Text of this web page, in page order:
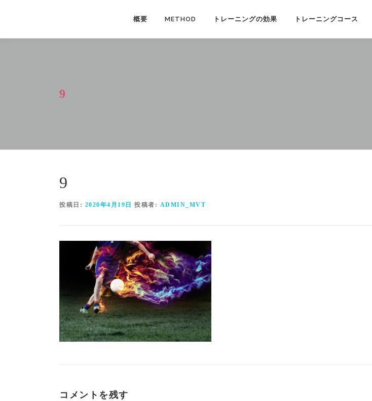
概要 METHOD トレーニングの効果 トレーニングコース
9
9
投稿日: 2020年4月19日 投稿者: ADMIN_MVT
コメントを残す